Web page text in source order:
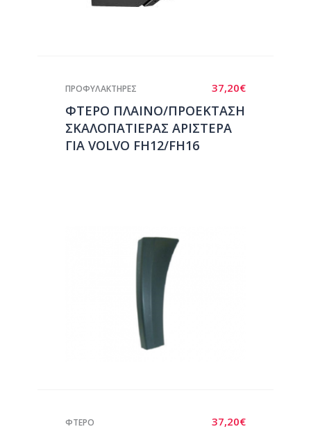
37,20€
ΠΡΟΦΥΛΑΚΤΗΡΕΣ
ΦΤΕΡΟ ΠΛΑΙΝΟ/ΠΡΟΕΚΤΑΣΗ
ΣΚΑΛΟΠΑΤΙΕΡΑΣ ΑΡΙΣΤΕΡΑ
ΓΙΑ VOLVO FH12/FH16
37,20€
ΦΤΕΡΟ